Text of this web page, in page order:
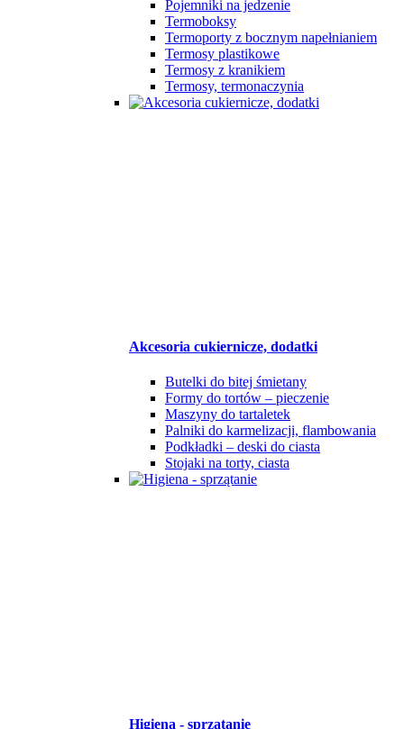
Pojemniki na jedzenie
Termoboksy
Termoporty z bocznym napełnianiem
Termosy plastikowe
Termosy z kranikiem
Termosy, termonaczynia
Akcesoria cukiernicze, dodatki
Butelki do bitej śmietany
Formy do tortów – pieczenie
Maszyny do tartaletek
Palniki do karmelizacji, flambowania
Podkładki – deski do ciasta
Stojaki na torty, ciasta
Higiena - sprzątanie